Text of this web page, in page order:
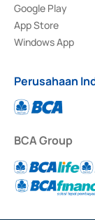
Google Play
App Store
Windows App
Perusahaan
BCA Group